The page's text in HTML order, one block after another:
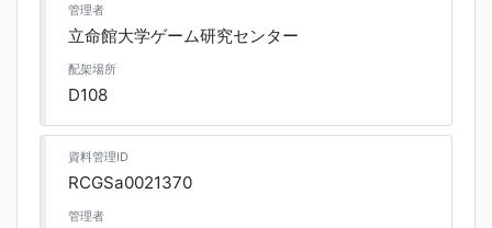
管理者
立命館大学ゲーム研究センター
配架場所
D108
資料管理ID
RCGSa0021370
管理者